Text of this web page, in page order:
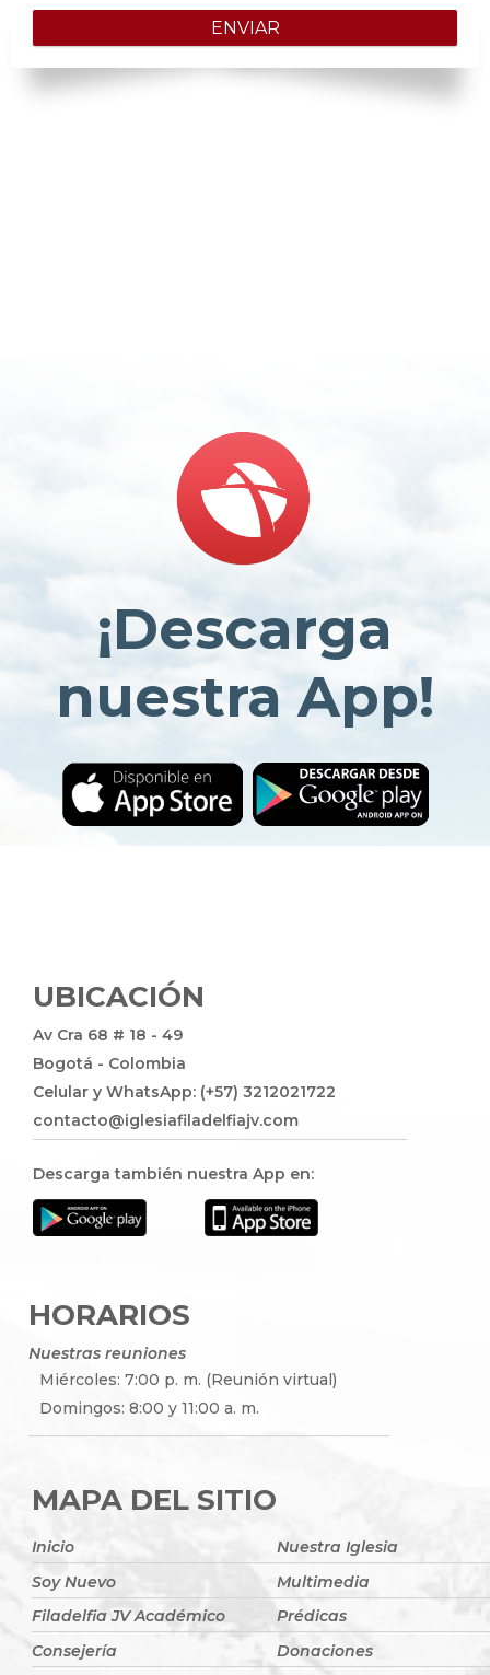
¡Descarga
nuestra App!
UBICACIÓN
Av Cra 68 # 18 - 49
Bogotá - Colombia
Celular y WhatsApp: (+57) 3212021722
contacto@iglesiafiladelfiajv.com
Descarga también nuestra App en:
HORARIOS
Nuestras reuniones
Miércoles: 7:00 p. m. (Reunión virtual)
Domingos: 8:00 y 11:00 a. m.
MAPA DEL SITIO
Inicio
Nuestra Iglesia
Soy Nuevo
Multimedia
Filadelfia JV Académico
Prédicas
Consejería
Donaciones